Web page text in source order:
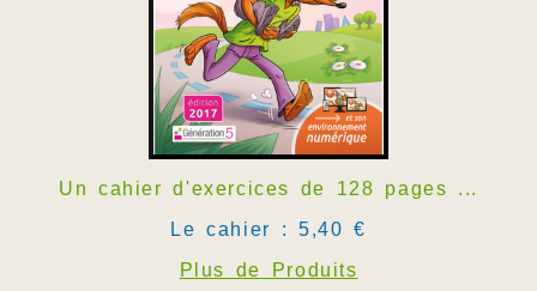
Un cahier d'exercices de 128 pages ...
Le cahier : 5,40 €
Plus de Produits